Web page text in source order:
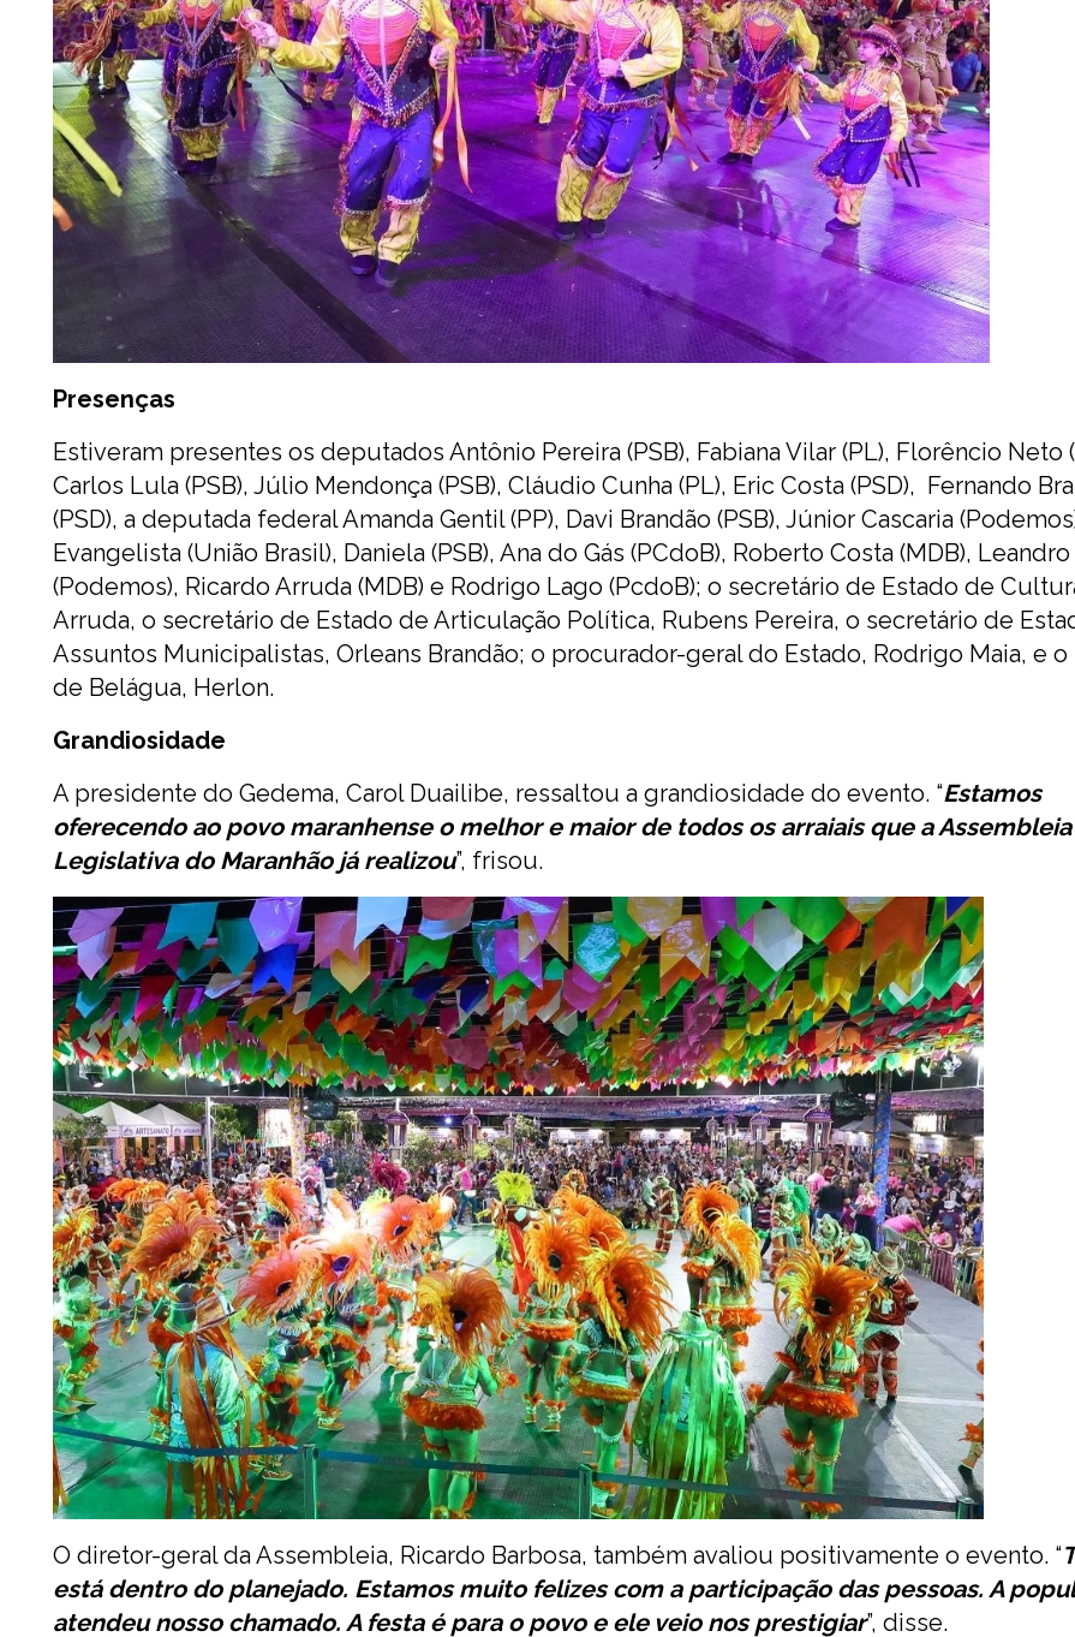
Presenças
Estiveram presentes os deputados Antônio Pereira (PSB), Fabiana Vilar (PL), Florêncio Neto
Carlos Lula (PSB), Júlio Mendonça (PSB), Cláudio Cunha (PL), Eric Costa (PSD), Fernando
(PSD), a deputada federal Amanda Gentil (PP), Davi Brandão (PSB), Júnior Cascaria
Evangelista (União Brasil), Daniela (PSB), Ana do Gás (PCdoB), Roberto Costa (MDB),
(Podemos), Ricardo Arruda (MDB) e Rodrigo Lago (PcdoB); o secretário de Estado de
Arruda, o secretário de Estado de Articulação Política, Rubens Pereira, o secretário de
Assuntos Municipalistas, Orleans Brandão; o procurador-geral do Estado, Rodrigo Maia, e
de Belágua, Herlon.
Grandiosidade
A presidente do Gedema, Carol Duailibe, ressaltou a grandiosidade do evento. “Estamos
oferecendo ao povo maranhense o melhor e maior de todos os arraiais que a Assembleia
Legislativa do Maranhão já realizou”, frisou.
O diretor-geral da Assembleia, Ricardo Barbosa, também avaliou positivamente o evento. “
está dentro do planejado. Estamos muito felizes com a participação das pessoas. A
atendeu nosso chamado. A festa é para o povo e ele veio nos prestigiar”, disse.